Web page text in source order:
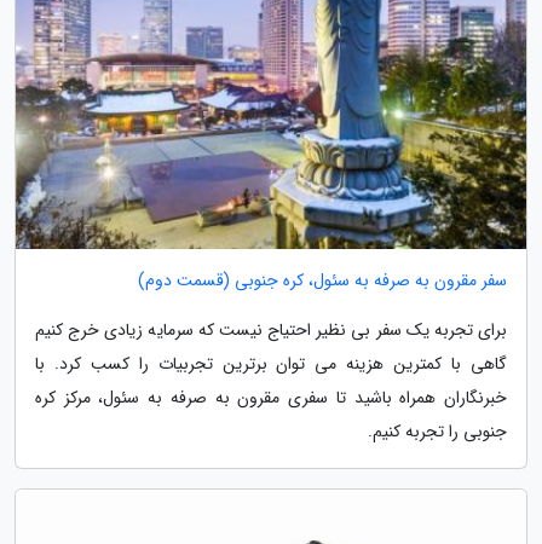
سفر مقرون به صرفه به سئول، کره جنوبی (قسمت دوم)
برای تجربه یک سفر بی نظیر احتیاج نیست که سرمایه زیادی خرج کنیم
گاهی با کمترین هزینه می توان برترین تجربیات را کسب کرد. با
خبرنگاران همراه باشید تا سفری مقرون به صرفه به سئول، مرکز کره
جنوبی را تجربه کنیم.